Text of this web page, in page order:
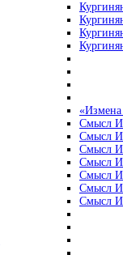
«Измена
Смысл
Смысл
Смысл
Смысл
Смысл
Смысл
Смысл